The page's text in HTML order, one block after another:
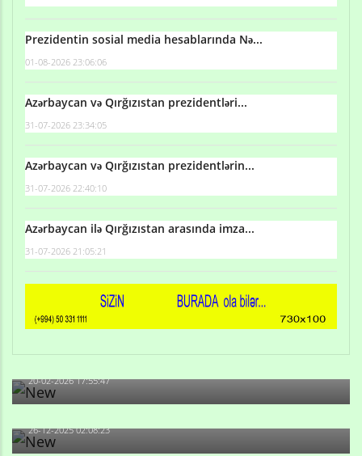
Prezidentin sosial media hesablarında Nə...
01-08-2026 23:06:06
Azərbaycan və Qırğızıstan prezidentləri...
31-07-2026 23:34:05
Azərbaycan və Qırğızıstan prezidentlərin...
31-07-2026 22:40:10
Azərbaycan ilə Qırğızıstan arasında imza...
31-07-2026 21:05:21
Qulu Məhərrəmli: Sosial şəbəkələrdə söyüş niyə artıb?
20-02-2026 17:55:47
Məni bura NAZİR GÖNDƏRİB - 1937-ci ildən fəaliyyətdə
olan və...
26-12-2025 02:08:23
-Ay qız, sən məhkəməni udmayacaqsan... Sən bilirsən